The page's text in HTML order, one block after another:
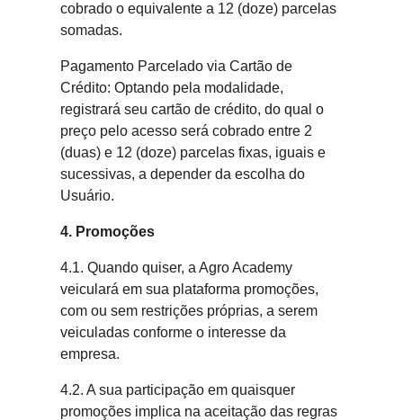
cobrado o equivalente a 12 (doze) parcelas
somadas.
Pagamento Parcelado via Cartão de
Crédito: Optando pela modalidade,
registrará seu cartão de crédito, do qual o
preço pelo acesso será cobrado entre 2
(duas) e 12 (doze) parcelas fixas, iguais e
sucessivas, a depender da escolha do
Usuário.
4. Promoções
4.1. Quando quiser, a Agro Academy
veiculará em sua plataforma promoções,
com ou sem restrições próprias, a serem
veiculadas conforme o interesse da
empresa.
4.2. A sua participação em quaisquer
promoções implica na aceitação das regras